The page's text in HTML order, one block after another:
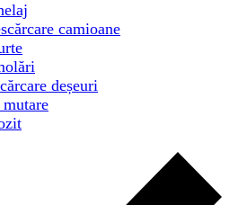
camioane
deșeuri